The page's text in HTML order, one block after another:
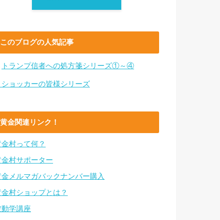
このブログの人気記事
トランプ信者への処方箋シリーズ①～④
ショッカーの皆様シリーズ
黄金関連リンク！
村って何？
金村サポーター
金メルマガバックナンバー購入
金村ショップとは？
動学講座